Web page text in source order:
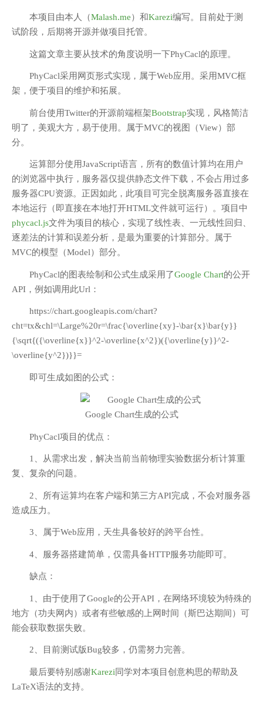
本项目由本人（Malash.me）和Karezi编写。目前处于测
试阶段，后期将开源并做项目托管。
这篇文章主要从技术的角度说明一下PhyCacl的原理。
PhyCacl采用网页形式实现，属于Web应用。采用MVC框
架，便于项目的维护和拓展。
前台使用Twitter的开源前端框架Bootstrap实现，风格简洁
明了，美观大方，易于使用。属于MVC的视图（View）部
分。
运算部分使用JavaScript语言，所有的数值计算均在用户
的浏览器中执行，服务器仅提供静态文件下载，不会占用过多
服务器CPU资源。正因如此，此项目可完全脱离服务器直接在
本地运行（即直接在本地打开HTML文件就可运行）。项目中
phycacl.js文件为项目的核心，实现了线性表、一元线性回归、
逐差法的计算和误差分析，是最为重要的计算部分。属于
MVC的模型（Model）部分。
PhyCacl的图表绘制和公式生成采用了Google Chart的公开
API，例如调用此Url：
https://chart.googleapis.com/chart?
cht=tx&chl=\Large%20r=\frac{\overline{xy}-\bar{x}\bar{y}}
{\sqrt{({\overline{x}}^2-\overline{x^2})({\overline{y}}^2-
\overline{y^2})}}=
即可生成如图的公式：
Google Chart生成的公式
PhyCacl项目的优点：
1、从需求出发，解决当前当前物理实验数据分析计算重
复、复杂的问题。
2、所有运算均在客户端和第三方API完成，不会对服务器
造成压力。
3、属于Web应用，天生具备较好的跨平台性。
4、服务器搭建简单，仅需具备HTTP服务功能即可。
缺点：
1、由于使用了Google的公开API，在网络环境较为特殊的
地方（功夫网内）或者有些敏感的上网时间（斯巴达期间）可
能会获取数据失败。
2、目前测试版Bug较多，仍需努力完善。
最后要特别感谢Karezi同学对本项目创意构思的帮助及
LaTeX语法的支持。